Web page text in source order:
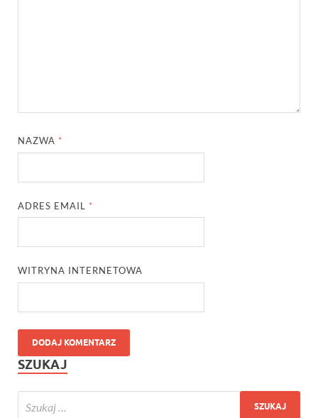
NAZWA *
ADRES EMAIL *
WITRYNA INTERNETOWA
SZUKAJ